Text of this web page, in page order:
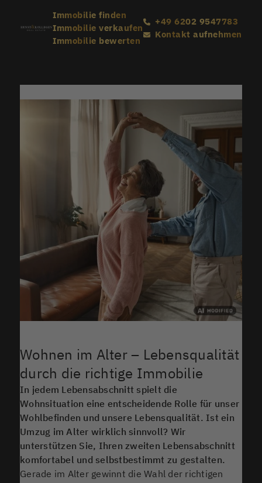
Immobilie finden
Immobilie verkaufen
Immobilie bewerten
+49 6202 9547783
Kontakt aufnehmen
Wohnen im Alter – Lebensqualität
durch die richtige Immobilie
In jedem Lebensabschnitt spielt die
Wohnsituation eine entscheidende Rolle für unser
Wohlbefinden und unsere Lebensqualität. Ist ein
Umzug im Alter wirklich sinnvoll? Wir
unterstützen Sie, Ihren zweiten Lebensabschnitt
komfortabel und selbstbestimmt zu gestalten.
Gerade im Alter gewinnt die Wahl der richtigen